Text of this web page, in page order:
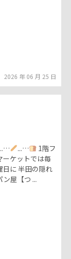
2026 年 06 月 25 日
...…
1階フ
ーケットでは毎
日に 半田の隠れ
ン屋【つ ...